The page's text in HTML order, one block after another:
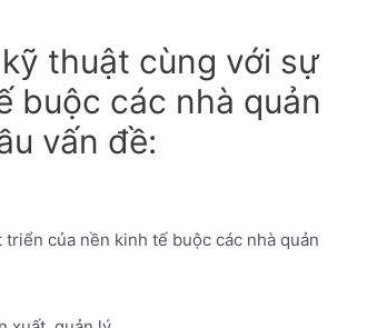
thuật cùng với sự
buộc các nhà quản
vấn đề:
của nền kinh tế buộc các nhà quản